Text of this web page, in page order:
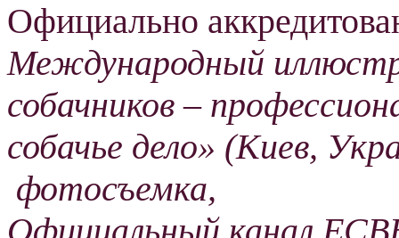
Официально
Международный
собачников –
собачье дело» (Киев,
фотосъемка,